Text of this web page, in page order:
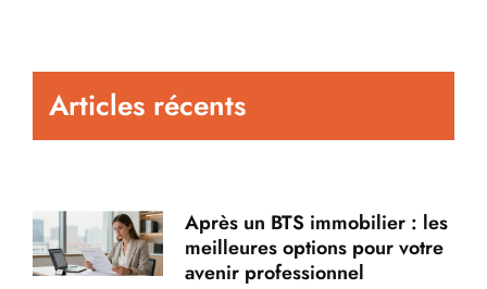
Articles récents
Après un BTS immobilier : les
meilleures options pour votre
avenir professionnel